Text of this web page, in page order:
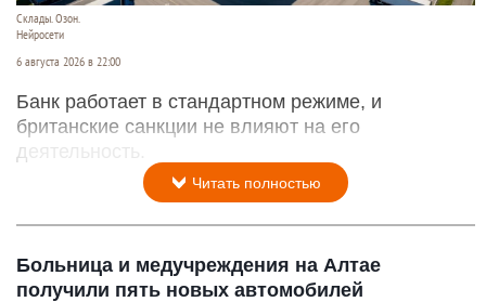
Склады. Озон.
Нейросети
6 августа 2026 в 22:00
Банк работает в стандартном режиме, и
британские санкции не влияют на его
деятельность.
Читать полностью
Больница и медучреждения на Алтае
получили пять новых автомобилей